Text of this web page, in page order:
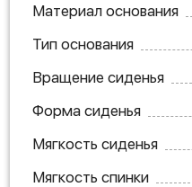
Материал основания
Тип основания
Вращение сиденья
Форма сиденья
Мягкость сиденья
Мягкость спинки